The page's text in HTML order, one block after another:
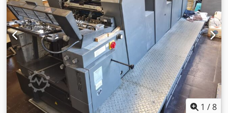
Gummituchwascheinrichtung Staticstar Compact:
Antistatikaustattung Druckzahlerstand: 126 Mio.
1 /8